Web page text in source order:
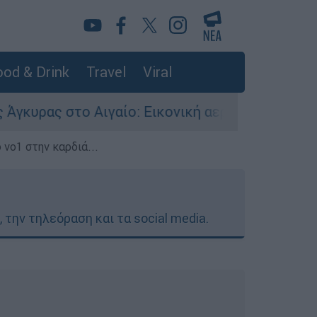
& Drink Travel Viral
στο Αιγαίο: Εικονική αερομαχία ανάμεσα σε
στην καρδιά...
την τηλεόραση και τα social media.